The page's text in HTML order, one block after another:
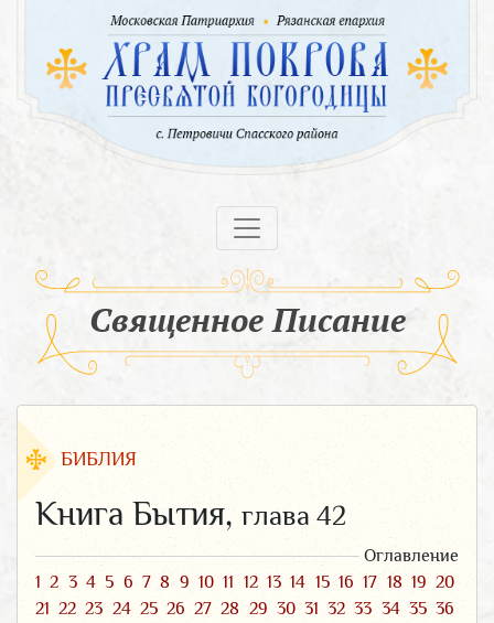
Священное Писание
БИБЛИЯ
Книга Бытия, глава 42
Оглавление
1 2 3 4 5 6 7 8 9 10 11 12 13 14 15 16 17 18 19 20
21 22 23 24 25 26 27 28 29 30 31 32 33 34 35 36